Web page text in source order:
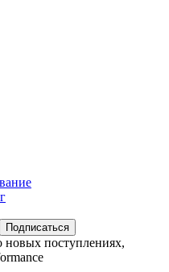
Подписаться
поступлениях,